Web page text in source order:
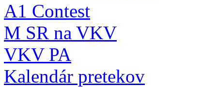
A1 Contest
M SR na VKV
VKV PA
Kalendár pretekov